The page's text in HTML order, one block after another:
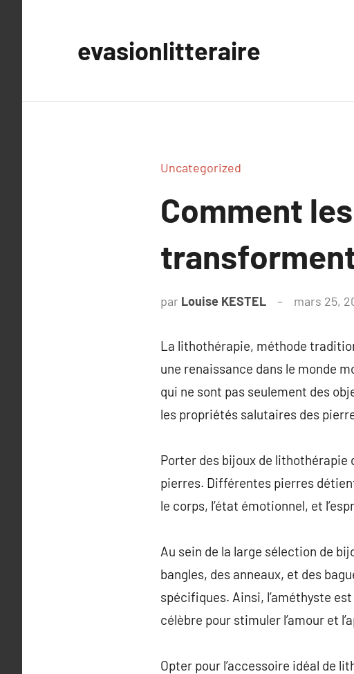
evasionlitteraire
Uncategorized
Comment
par Louise KESTEL mars 25,
La lithothérapie, méthode
une renaissance dans le monde
qui ne sont pas seulement des
les propriétés salutaires des
Porter des bijoux de lithothérapie
pierres. Différentes pierres
le corps, l’état émotionnel, et
Au sein de la large sélection de
bangles, des anneaux, et des
spécifiques. Ainsi, l’améthyste
célèbre pour stimuler l’amour et
Opter pour l’accessoire idéal de